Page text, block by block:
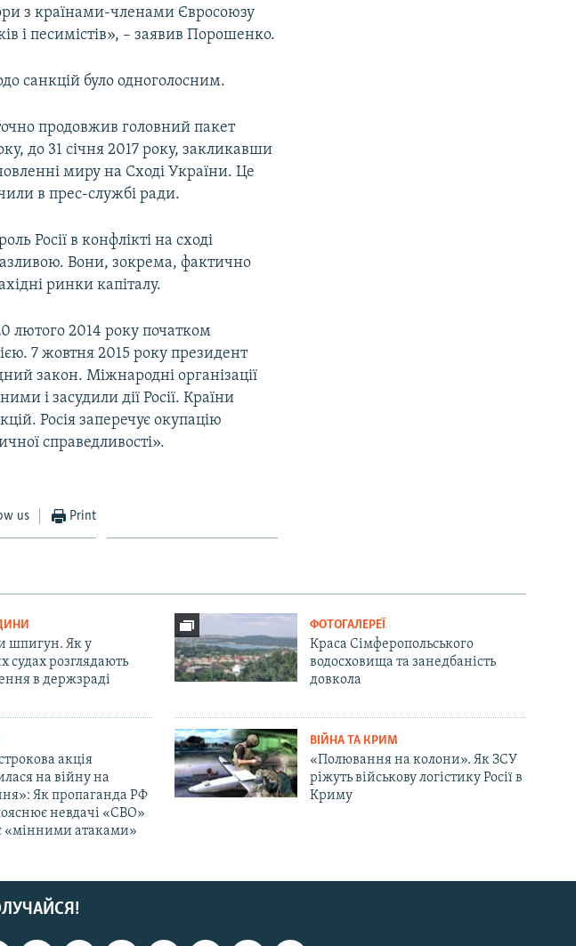
з країнами-членами Євросоюзу
і песимістів», – заявив Порошенко.
санкцій було одноголосним.
продовжив головний пакет
до 31 січня 2017 року, закликавши
миру на Сході України. Це
в прес-службі ради.
Росії в конфлікті на сході
Вони, зокрема, фактично
ринки капіталу.
лютого 2014 року початком
7 жовтня 2015 року президент
закон. Міжнародні організації
і засудили дії Росії. Країни
Росія заперечує окупацію
справедливості».
us Print
шпигун. Як у
судах розглядають
в держзраді
ФОТОГАЛЕРЕЇ
Краса Сімферопольського
водосховища та занедбаність
довкола
акція
на війну на
Як пропаганда РФ
невдачі «СВО»
«мінними атаками»
ВІЙНА ТА КРИМ
«Полювання на колони». Як ЗСУ
ріжуть військову логістику Росії в
Криму